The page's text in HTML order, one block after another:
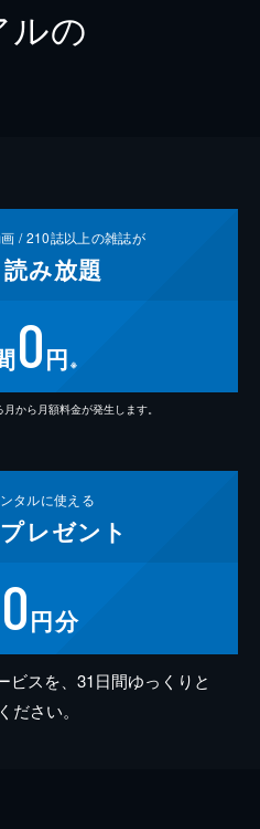
ルの
/210誌以上の雑誌が
読み放題
0円 ※
から月額料金が発生します。
タルに使える
プレゼント
円分
ビスを、31日間ゆっくりと
ださい。